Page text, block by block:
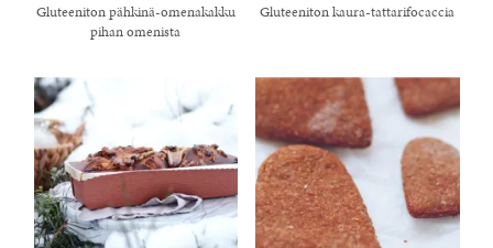
Gluteeniton pähkinä-omenakakku
pihan omenista
Gluteeniton kaura-tattarifocaccia